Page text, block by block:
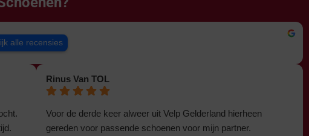
alle recensies
Rinus Van TOL
Voor de derde keer alweer uit Velp Gelderland hierheen
gereden voor passende schoenen voor mijn partner.